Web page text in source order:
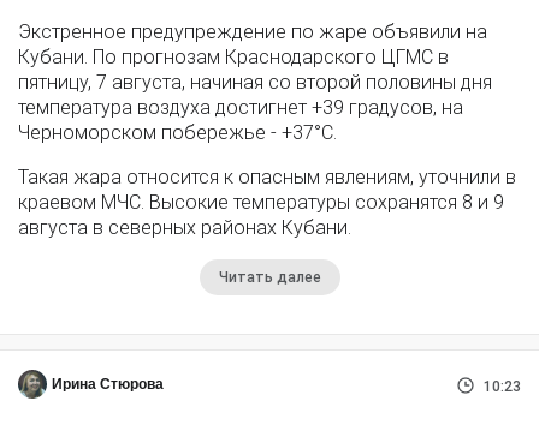
Экстренное предупреждение по жаре объявили на
Кубани. По прогнозам Краснодарского ЦГМС в
пятницу, 7 августа, начиная со второй половины дня
температура воздуха достигнет +39 градусов, на
Черноморском побережье - +37°­С.
Такая жара относится к опасным явлениям, уточнили в
краевом МЧС. Высокие температуры сохранятся 8 и 9
августа в северных районах Кубани.
Читать далее
Ирина Стюрова 10:23